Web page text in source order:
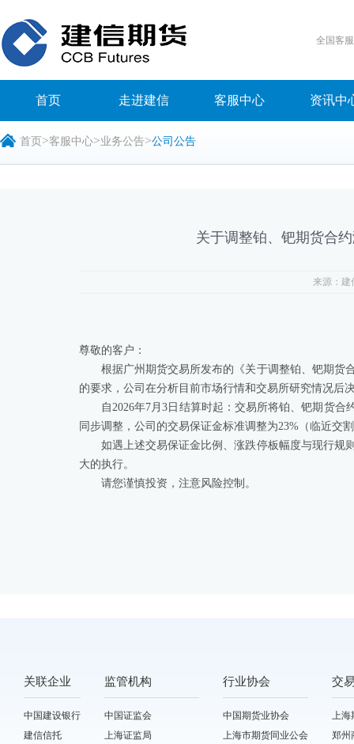
全国客
首页 走进建信 客服中心 资讯中
首页 >客服中心>业务公告>公司公告
关于调整铂、钯期货合
来源：
尊敬的客户：
根据广州期货交易所发布的《关于调整铂、钯期货
的要求，公司在分析目前市场行情和交易所研究情况后
自2026年7月3日结算时起：交易所将铂、钯期货
同步调整，公司的交易保证金标准调整为23%（临近交
如遇上述交易保证金比例、涨跌停板幅度与现行规
大的执行。
请您谨慎投资，注意风险控制。
关联企业
中国建设银行
建信信托
监管机构
中国证监会
上海证监局
行业协会
中国期货业协会
上海市期货同业公会
交
上海
郑州